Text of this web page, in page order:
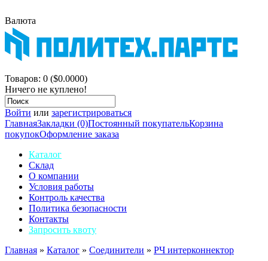
Валюта
$ р.
Корзина покупок
Товаров: 0 ($0.0000)
Ничего не куплено!
Войти или зарегистрироваться
ГлавнаяЗакладки (0)Постоянный покупательКорзина
покупокОформление заказа
Каталог
Склад
О компании
Условия работы
Контроль качества
Политика безопасности
Контакты
Запросить квоту
Главная » Каталог » Соединители » РЧ интерконнектор